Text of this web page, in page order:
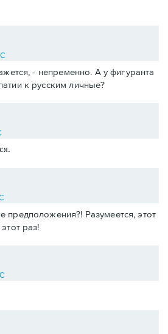
- непременно. А у фигуранта
к русским личные?
предположения?! Разумеется, этот
раз!